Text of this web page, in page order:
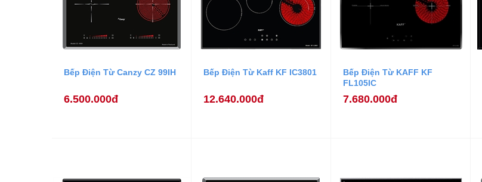
Bếp Điện Từ Canzy CZ 99IH
6.500.000đ
Bếp Điện Từ Kaff KF IC3801
12.640.000đ
Bếp Điện Từ KAFF KF
FL105IC
7.680.000đ